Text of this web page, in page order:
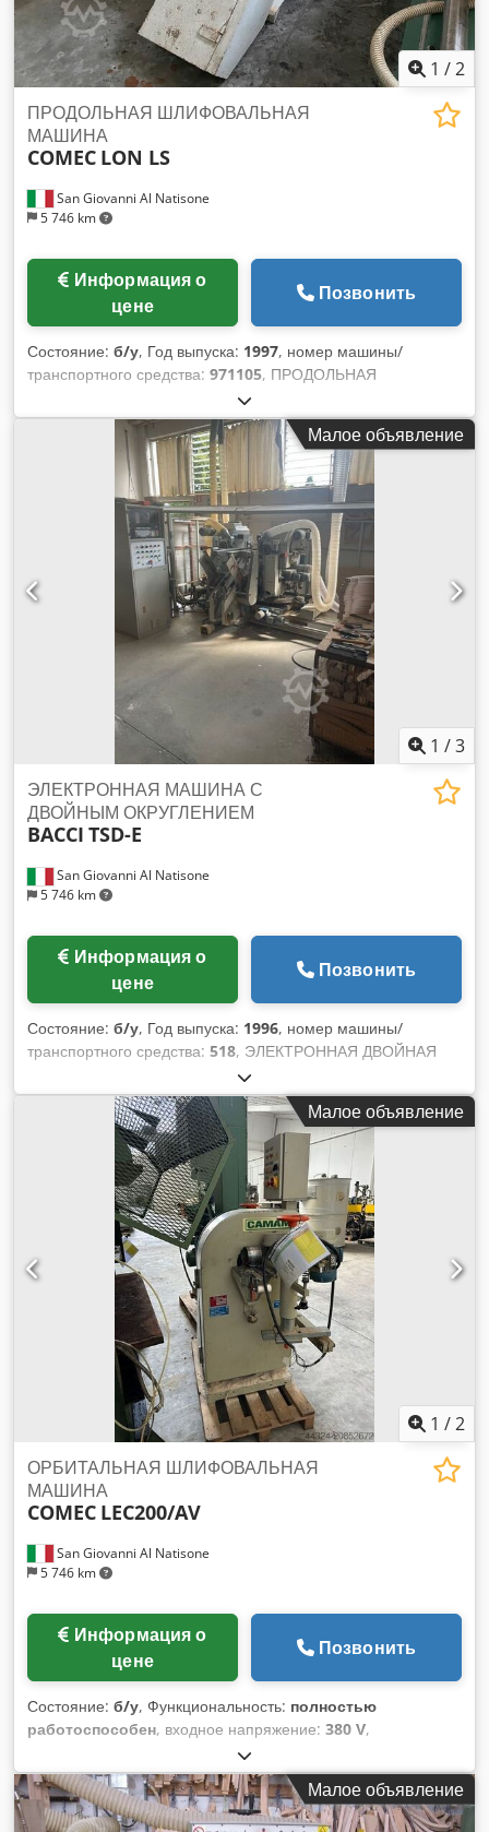
1 /2
San Giovanni Al Natisone
5 746 km
ПРОДОЛЬНАЯ ШЛИФОВАЛЬНАЯ
МАШИНА
COMEC LON LS
цене
Позвонить
Состояние: б/у, Год выпуска: 1997, номер машины/
транспортного средства: 971105, ПРОДОЛЬНАЯ
ШЛИФОВАЛЬНАЯ МАШИНА COMEC МОД. LON LS -
СТАНДАРТЫ CE - Б/У - Вольт. 380/50 - Серийный номер
971105 - Год 1997 Dkodpfx Aljwrp HqjfjrМалое объявление
1 /3
San Giovanni Al Natisone
5 746 km
ЭЛЕКТРОННАЯ МАШИНА С
ДВОЙНЫМ ОКРУГЛЕНИЕМ
BACCI TSD-E
цене
Позвонить
Состояние: б/у, Год выпуска: 1996, номер машины/
транспортного средства: 518, ЭЛЕКТРОННАЯ ДВОЙНАЯ
ОКРУГЛЯЮЩАЯ ШИПОРЕЗНАЯ МАШИНА BACCI МОД. TSD-
E - СТАНДАРТЫ CE - Б/У - Рабочая длина мм. 1200 - Макс.
длина шипа 100 мм - Часовая производительность: 2400
тэнов (1200 шт.) - Вращение фрез 9 000 об/мин - Мощность
двигателя фрезы (н.2) 8 л.с. (4 л.с. каждый) - С/загрузчик -
Числовое программное управление ISAC - Сетка по
периметру - Напряжение. 380/50 - Матр. 518 - Год 1996
Dksdpfxornnmpe Alfer
Малое объявление
1 /2
San Giovanni Al Natisone
5 746 km
ОРБИТАЛЬНАЯ ШЛИФОВАЛЬНАЯ
МАШИНА
COMEC LEC200/AV
цене
Позвонить
Состояние: б/у, Функциональность: полностью
работоспособен, входное напряжение: 380 V,
Орбитальная шлифовальная машина CAMAM модель
LEC200/AV - Мин./макс. обрабатываемый диаметр: 10/100
мм Dkodpex Rn Taofx Alfer - Двигатель 5.5 л.с. - С
автоматической подачей - Напряжение 380В/50Гц
Малое объявление